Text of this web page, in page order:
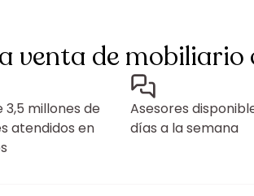
venta de mobiliario
3,5 millones de
atendidos en
Asesores
días a la semana